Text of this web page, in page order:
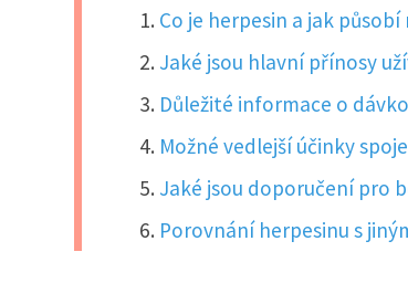
Co je herpesin a jak působí
Jaké jsou hlavní přínosy
Důležité informace o
Možné vedlejší účinky
Jaké jsou doporučení pro
Porovnání herpesinu s